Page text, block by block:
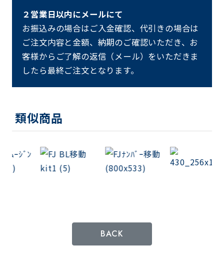
２営業日以内にメールにて
お振込みの場合はご入金確認、代引きの場合は
ご注文内容と金額、納期のご確認いただき、お
客様からご了解の返信（メール）をいただきま
したら最終ご注文となります。
類似商品
BACK